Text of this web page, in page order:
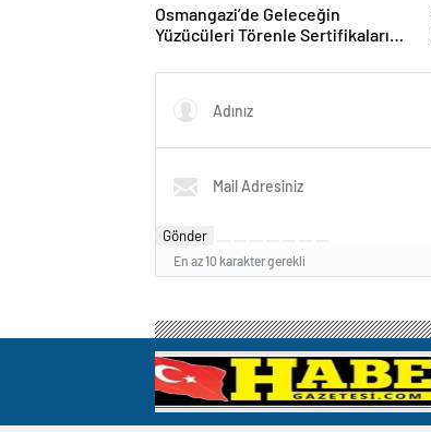
Osmangazi’de Geleceğin
Yüzücüleri Törenle Sertifikalarını
Gönder
En az 10 karakter gerekli